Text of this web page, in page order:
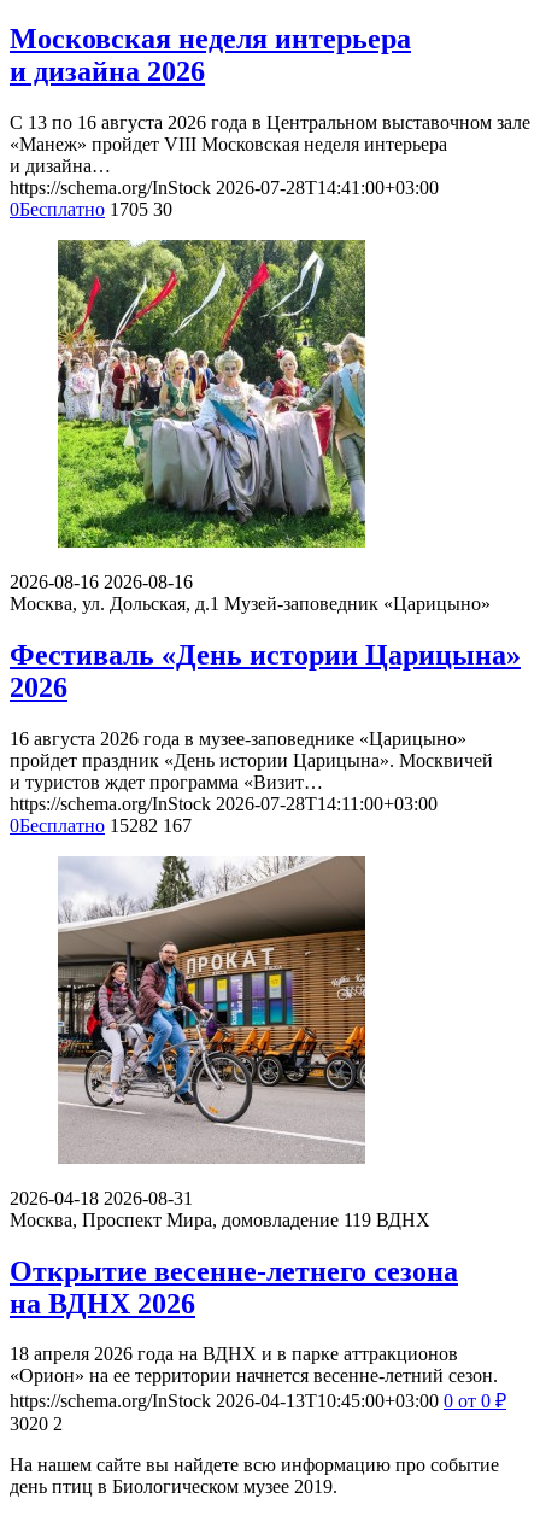
Московская неделя интерьера
и дизайна 2026
С 13 по 16 августа 2026 года в Центральном выставочном зале
«Манеж» пройдет VIII Московская неделя интерьера
и дизайна…
https://schema.org/InStock 2026-07-28T14:41:00+03:00
0Бесплатно 1705 30
2026-08-16 2026-08-16
Москва, ул. Дольская, д.1 Музей-заповедник «Царицыно»
Фестиваль «День истории Царицына»
2026
16 августа 2026 года в музее-заповеднике «Царицыно»
пройдет праздник «День истории Царицына». Москвичей
и туристов ждет программа «Визит…
https://schema.org/InStock 2026-07-28T14:11:00+03:00
0Бесплатно 15282 167
2026-04-18 2026-08-31
Москва, Проспект Мира, домовладение 119 ВДНХ
Открытие весенне-летнего сезона
на ВДНХ 2026
18 апреля 2026 года на ВДНХ и в парке аттракционов
«Орион» на ее территории начнется весенне-летний сезон.
https://schema.org/InStock 2026-04-13T10:45:00+03:00 0 от 0 ₽
3020 2
На нашем сайте вы найдете всю информацию про событие
день птиц в Биологическом музее 2019.